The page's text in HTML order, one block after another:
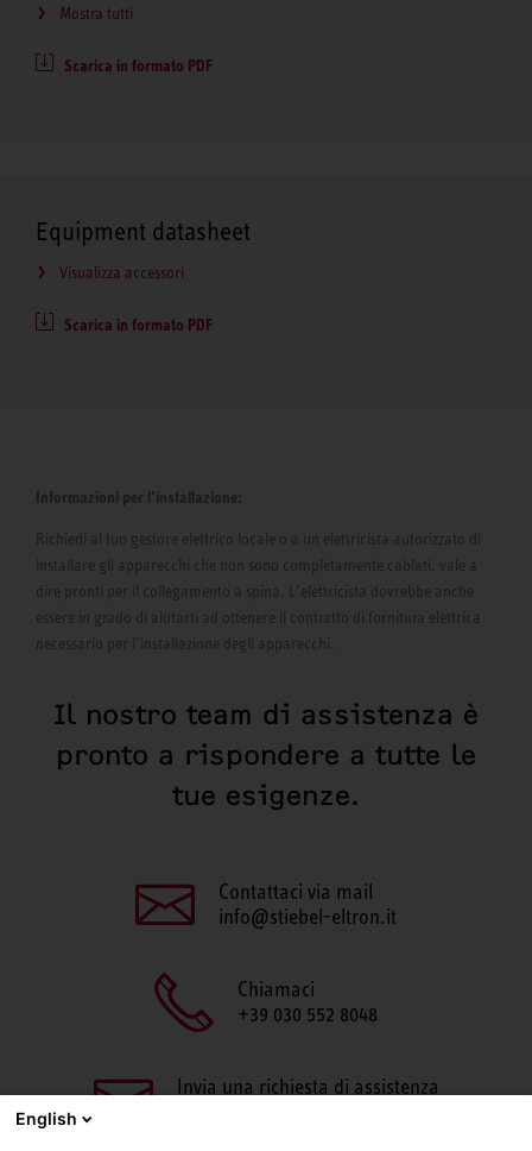
Mostra tutti
Scarica in formato PDF
Equipment datasheet
Visualizza accessori
Scarica in formato PDF
Informazioni per l’installazione:
Richiedi al tuo gestore elettrico locale o a un elettricista autorizzato di
installare gli apparecchi che non sono completamente cablati, vale a
dire pronti per il collegamento a spina. L’elettricista dovrebbe anche
essere in grado di aiutarti ad ottenere il contratto di fornitura elettrica
necessario per l’installazione degli apparecchi.
Il nostro team di assistenza è
pronto a rispondere a tutte le
tue esigenze.
Contattaci via mail
info@stiebel-eltron.it
Chiamaci
+39 030 552 8048
Invia una richiesta di assistenza
English